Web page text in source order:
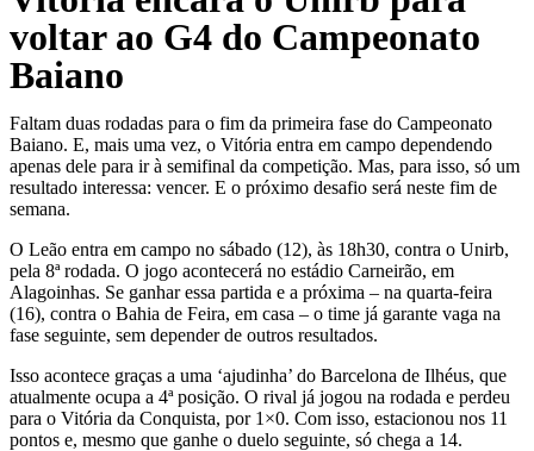
voltar ao G4 do Campeonato
Baiano
Faltam duas rodadas para o fim da primeira fase do Campeonato
Baiano. E, mais uma vez, o Vitória entra em campo dependendo
apenas dele para ir à semifinal da competição. Mas, para isso, só um
resultado interessa: vencer. E o próximo desafio será neste fim de
semana.
O Leão entra em campo no sábado (12), às 18h30, contra o Unirb,
pela 8ª rodada. O jogo acontecerá no estádio Carneirão, em
Alagoinhas. Se ganhar essa partida e a próxima – na quarta-feira
(16), contra o Bahia de Feira, em casa – o time já garante vaga na
fase seguinte, sem depender de outros resultados.
Isso acontece graças a uma ‘ajudinha’ do Barcelona de Ilhéus, que
atualmente ocupa a 4ª posição. O rival já jogou na rodada e perdeu
para o Vitória da Conquista, por 1×0. Com isso, estacionou nos 11
pontos e, mesmo que ganhe o duelo seguinte, só chega a 14.